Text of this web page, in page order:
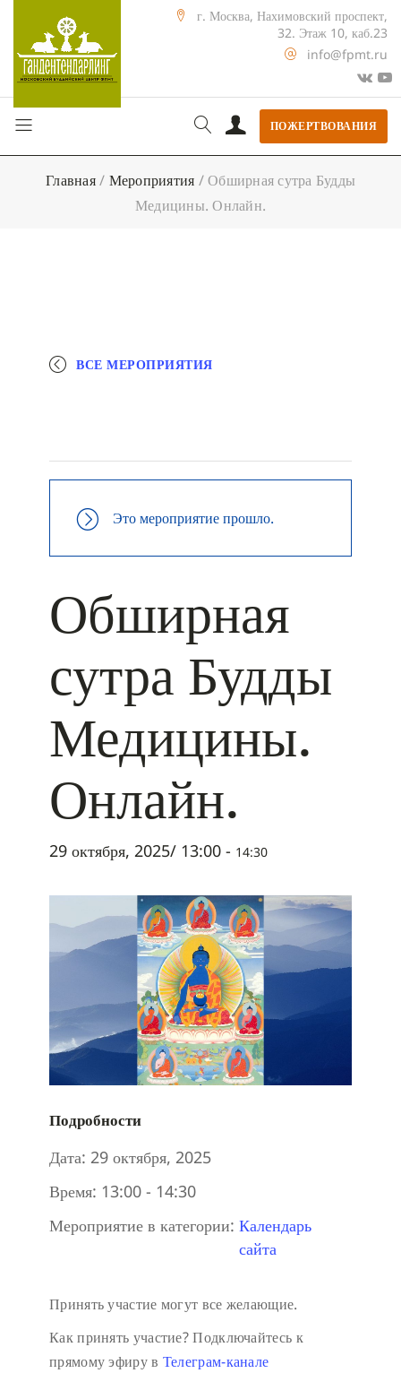
г. Москва, Нахимовский проспект,
32. Этаж 10, каб.23
info@fpmt.ru
ПОЖЕРТВОВАНИЯ
Главная/ Мероприятия /Обширная сутра Будды
Медицины. Онлайн.
ВСЕ МЕРОПРИЯТИЯ
Это мероприятие прошло.
Обширная
сутра Будды
Медицины.
Онлайн.
29 октября, 2025/ 13:00 - 14:30
Подробности
Дата: 29 октября, 2025
Время: 13:00 - 14:30
Мероприятие в категории: Календарь
сайта
Принять участие могут все желающие.
Как принять участие?Подключайтесь к
прямому эфиру в Телеграм-канале